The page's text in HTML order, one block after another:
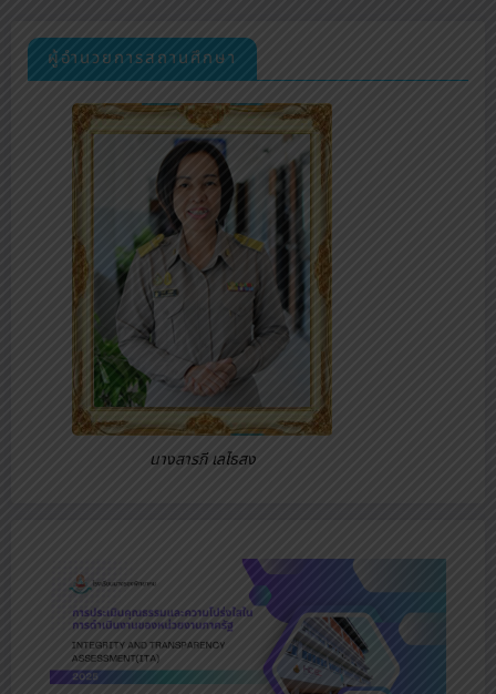
ผู้อำนวยการสถานศึกษา
นางสารภี เลไธสง